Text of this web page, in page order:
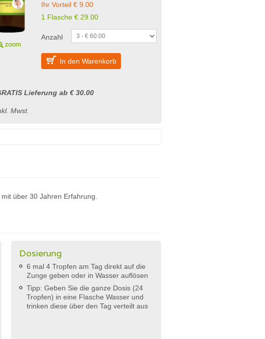
Ihr Vorteil € 9.00
1 Flasche € 29.00
Anzahl
In den Warenkorb
Lieferung ab € 30.00
Mwst.
über 30 Jahren Erfahrung.
Dosierung
6 mal 4 Tropfen am Tag direkt auf die
Zunge geben oder in Wasser auflösen
Tipp: Geben Sie die ganze Dosis (24
Tropfen) in eine Flasche Wasser und
trinken diese über den Tag verteilt aus